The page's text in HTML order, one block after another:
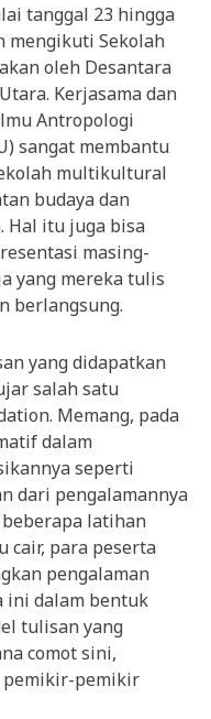
tanggal 23 hingga
mengikuti Sekolah
oleh Desantara
Kerjasama dan
Antropologi
sangat membantu
multikultural
budaya dan
Hal itu juga bisa
masing-
yang mereka tulis
berlangsung.
yang didapatkan
salah satu
Memang, pada
dalam
seperti
dari pengalamannya
latihan
cair, para peserta
pengalaman
ini dalam bentuk
tulisan yang
comot sini,
pemikir-pemikir